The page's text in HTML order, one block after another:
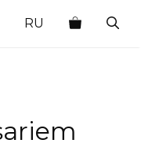
RU